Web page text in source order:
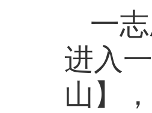
一
进入
山】